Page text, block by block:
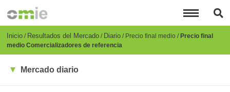
principal
Breadcrumb
Inicio Resultados del Mercado Diario Precio final medio Precio final
medio Comercializadores de referencia
Mercado diario